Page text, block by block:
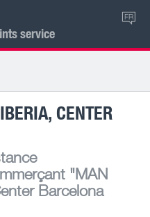
service
FR
CENTER
"MAN
Barcelona